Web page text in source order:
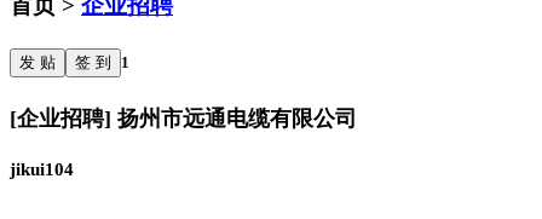
首页 > 企业招聘
发 贴 签 到 1
[企业招聘] 扬州市远通电缆有限公司
jikui104